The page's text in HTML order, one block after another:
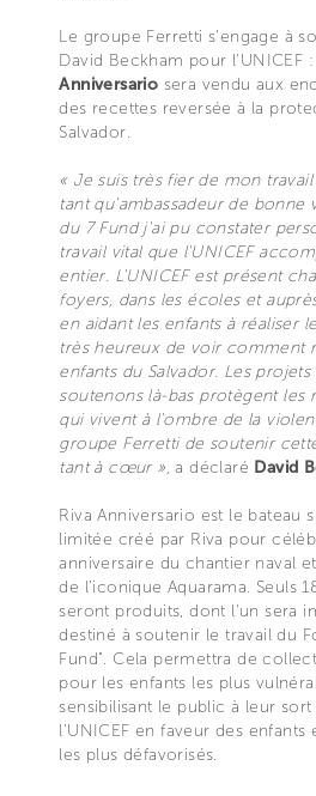
Le groupe Ferretti s'engage à
David Beckham pour l'UNICEF
Anniversario sera vendu aux
des recettes reversée à la
Salvador.
« Je suis très fier de mon travail
tant qu'ambassadeur de
du 7 Fund j'ai pu constater
travail vital que l'UNICEF
entier. L'UNICEF est présent
foyers, dans les écoles et
en aidant les enfants à réaliser
très heureux de voir comment
enfants du Salvador. Les
soutenons là-bas protègent les
qui vivent à l'ombre de la
groupe Ferretti de soutenir
tant à cœur », a déclaré David
Riva Anniversario est le bateau
limitée créé par Riva pour
anniversaire du chantier naval
de l'iconique Aquarama. Seuls
seront produits, dont l'un sera
destiné à soutenir le travail du
Fund". Cela permettra de
pour les enfants les plus
sensibilisant le public à leur
l'UNICEF en faveur des enfants
les plus défavorisés.